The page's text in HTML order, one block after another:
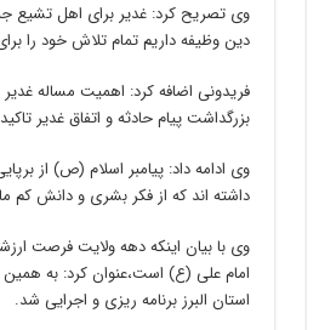
وی تصریح کرد: غدیر برای اهل تشیع
دین وظیفه داریم تمام تلاش خود را
فریدونی اضافه کرد: اهمیت مساله غدیر
بزرگداشت پیام حادثه و اتفاق غدیر
وی ادامه داد: پیامبر اسلام (ص) از
داشته اند که از فکر بشری و دانش کم
وی با بیان اینکه دهه ولایت فرصت
امام علی (ع) است،عنوان کرد: به
استان البرز برنامه ریزی و اجرایی شد.